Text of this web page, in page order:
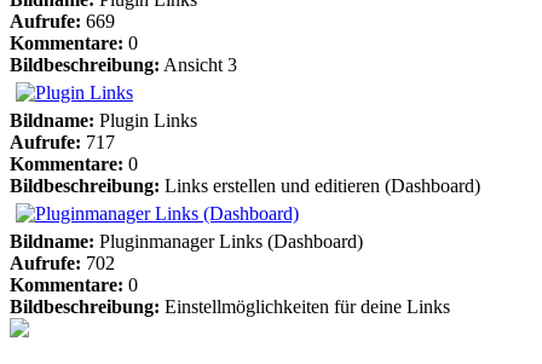
Aufrufe: 669
Kommentare: 0
Bildbeschreibung: Ansicht 3
Bildname: Plugin Links
Aufrufe: 717
Kommentare: 0
Bildbeschreibung: Links erstellen und editieren (Dashboard)
Bildname: Pluginmanager Links (Dashboard)
Aufrufe: 702
Kommentare: 0
Bildbeschreibung: Einstellmöglichkeiten für deine Links